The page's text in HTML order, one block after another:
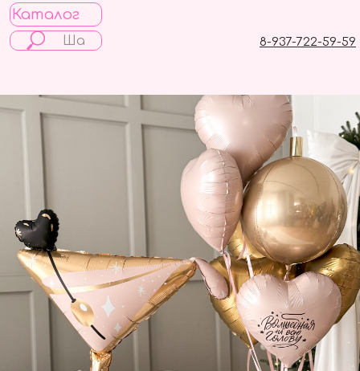
Каталог
8-937-722-59-59